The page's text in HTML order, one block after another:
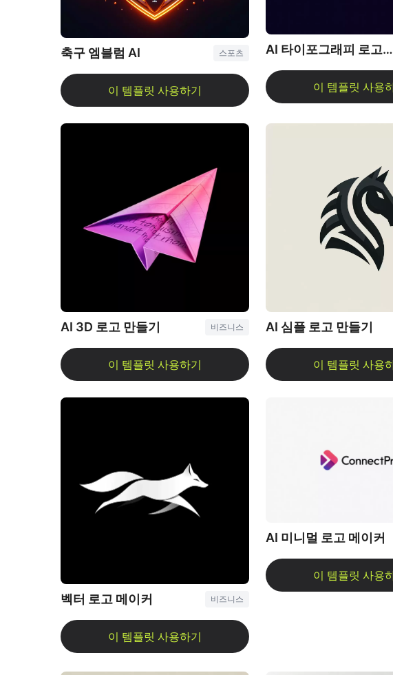
축구 엠블럼 AI 스포츠 AI 타이포그래피 로고 생성기
AI 3D 로고 만들기 비즈니스 AI 심플 로고 만들기
벡터 로고 메이커 비즈니스
AI 미니멀 로고 메이커